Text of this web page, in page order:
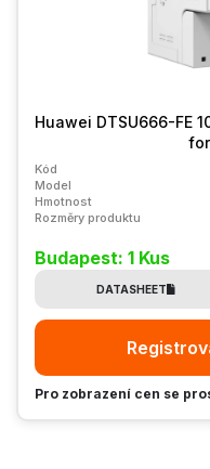
Huawei DTSU666-FE
Kód
Model
Hmotnost
Rozměry produktu
Budapest: 1 Kus
DATASHEET
Pro zobrazení cen se